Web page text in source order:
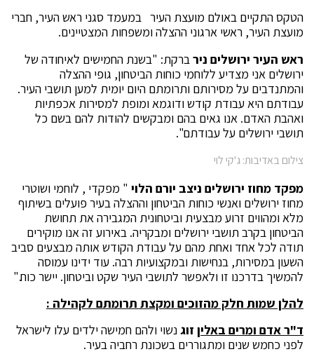
הטקס התקיים באולם מועצת העיר במעמד סגני ראש העיר, חברי
מועצת העיר, ראשי ארגוני ההצלה ומשפחות המצטיינים.
ראש העיר ירושלים נירברקת: "בשנת החמישים לאיחודה של
ירושלים אני מצדיע ללוחמי כוחות הביטחון, גופי ההצלה
והמתנדבים על מסירותם ותרומתם היום יומית למען תושבי העיר.
עבודתם היא עבודת קודש ודוגמא ומופת למסירות אכפתיות
ואהבת האדם. אנו גאים בהם ומבקשים להודות להם בשם כל
תושבי ירושלים על עבודתם".
צילום באדיבות: ג'קי לוי
מפקד מחוז ירושלים ניצב יורם הלוי" מפקדי , לוחמי ושוטרי
מחוז ירושלים ואנשי כוחות הביטחון וההצלה בעיר פועלים בשיתוף
מלא ומהווים זרוע מבצעית וביטחונית המגבירה את תחושת
הביטחון בקרב תושבי ירושלים ומבקריה. באירוע זה אנו מוקירים
תודה לכל אחד ואחת מהם על עבודת הקודש אותה מבצעים סביב
השעון במסירות, בנחישות ובמקצועיות רבה. עוד ידינו עמוסה
להמשיך בדרכנו זו ולאפשר לתושבי העיר שקט וביטחון. יישר כוח."
להלן שמות חלק מהזוכים ומקצת תרומתם לקהילה :
ד"ר אדם ומרים באליןזוגנשוי ולהם חמישה ילדים עלו לישראל
לפני כחמש שנים ומתגוררים בשכונת רחביה בעיר.